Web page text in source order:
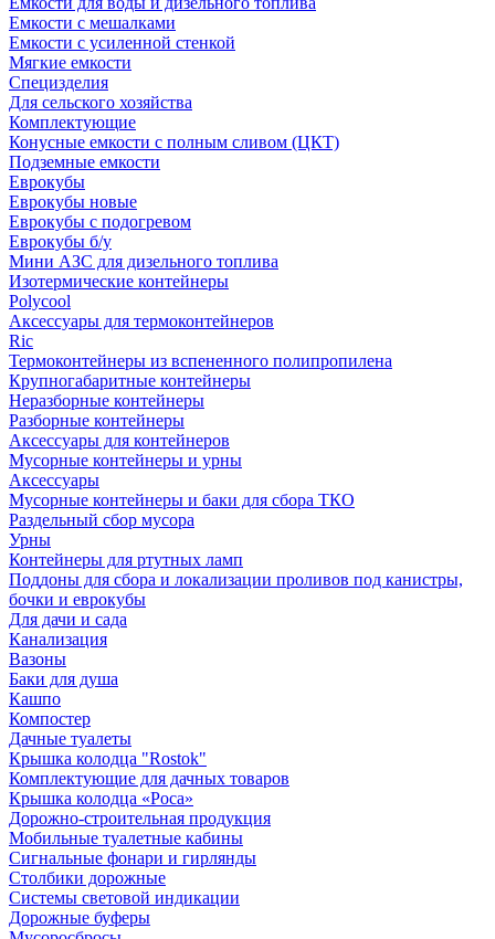
Емкости с мешалками
Емкости с усиленной стенкой
Мягкие емкости
Специзделия
Для сельского хозяйства
Комплектующие
Конусные емкости с полным сливом (ЦКТ)
Подземные емкости
Еврокубы
Еврокубы новые
Еврокубы с подогревом
Еврокубы б/у
Мини АЗС для дизельного топлива
Изотермические контейнеры
Polycool
Аксессуары для термоконтейнеров
Ric
Термоконтейнеры из вспененного полипропилена
Крупногабаритные контейнеры
Неразборные контейнеры
Разборные контейнеры
Аксессуары для контейнеров
Мусорные контейнеры и урны
Аксессуары
Мусорные контейнеры и баки для сбора ТКО
Раздельный сбор мусора
Урны
Контейнеры для ртутных ламп
Поддоны для сбора и локализации проливов под канистры,
бочки и еврокубы
Для дачи и сада
Канализация
Вазоны
Баки для душа
Кашпо
Компостер
Дачные туалеты
Крышка колодца "Rostok"
Комплектующие для дачных товаров
Крышка колодца «Роса»
Дорожно-строительная продукция
Мобильные туалетные кабины
Сигнальные фонари и гирлянды
Столбики дорожные
Системы световой индикации
Дорожные буферы